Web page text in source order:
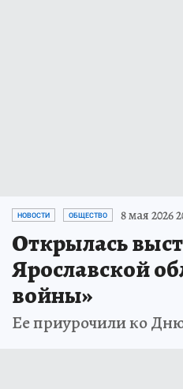
НОВОСТИ ОБЩЕСТВО 8 мая 2026
Открылась
Ярославской
войны»
Ее приурочили ко